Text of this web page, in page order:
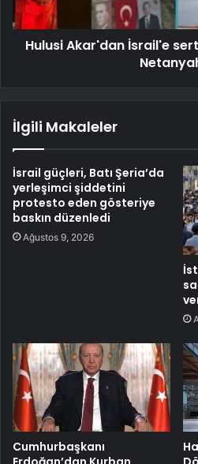
Hulusi Akar'dan İsrail'e
İlgili Makaleler
İsrail güçleri, Batı Şeria’da
yerleşimci şiddetini
protesto eden gösteriye
baskın düzenledi
Ağustos 9, 2026
Cumhurbaşkanı